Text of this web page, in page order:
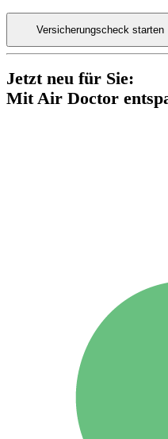
Versicherungscheck starten
Jetzt neu für Sie:
Mit Air Doctor